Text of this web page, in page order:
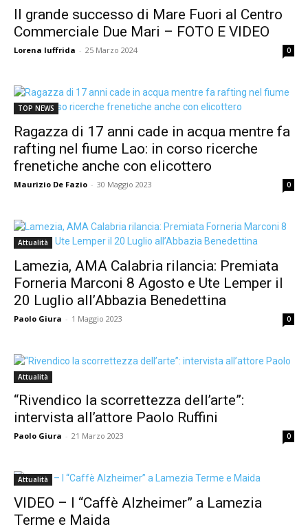
Il grande successo di Mare Fuori al Centro
Commerciale Due Mari – FOTO E VIDEO
Lorena Iuffrida - 25 Marzo 2024 0
TOP NEWS
Ragazza di 17 anni cade in acqua mentre fa
rafting nel fiume Lao: in corso ricerche
frenetiche anche con elicottero
Maurizio De Fazio - 30 Maggio 2023 0
Attualità
Lamezia, AMA Calabria rilancia: Premiata
Forneria Marconi 8 Agosto e Ute Lemper il
20 Luglio all’Abbazia Benedettina
Paolo Giura - 1 Maggio 2023 0
Attualità
“Rivendico la scorrettezza dell’arte”:
intervista all’attore Paolo Ruffini
Paolo Giura - 21 Marzo 2023 0
Attualità
VIDEO – I “Caffè Alzheimer” a Lamezia
Terme e Maida